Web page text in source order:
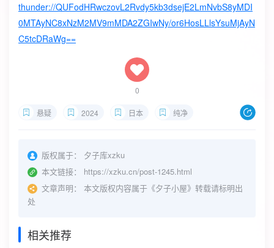
thunder://QUFodHRwczovL2Rvdy5kb3dsejE2LmNvbS8yMDI
0MTAyNC8xNzM2MV9mMDA2ZGIwNy/or6HosLLlsYsuMjAyN
C5tcDRaWg==
0
悬疑 2024 日本 纯净
版权属于：
夕子库xzku
本文链接：
https://xzku.cn/post-1245.html
文章声明：
本文版权内容属于《夕子小屋》转载请标明出
处
相关推荐